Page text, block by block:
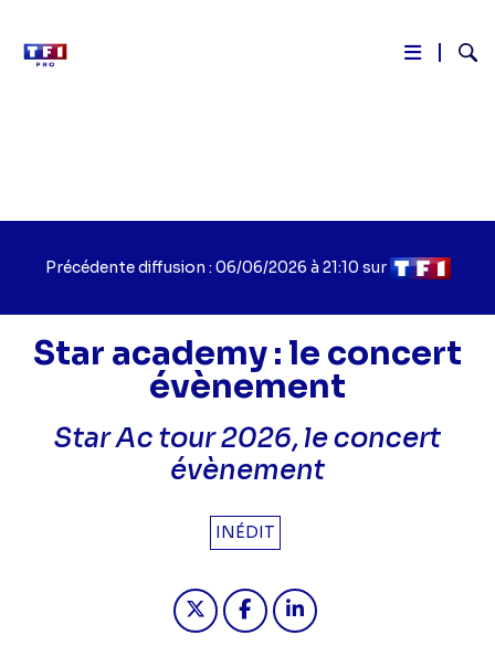
Précédente diffusion : 06/06/2026 à 21:10 sur
Star academy : le concert
évènement
TitreStar Ac tour 2026, le concert
évènement
INÉDIT
Partager "Star academy : le
Partager "Star academy :